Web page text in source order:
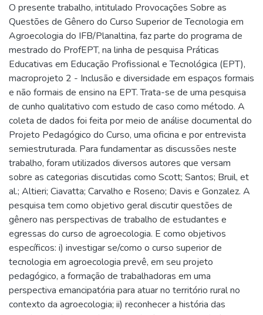
O presente trabalho, intitulado Provocações Sobre as
Questões de Gênero do Curso Superior de Tecnologia em
Agroecologia do IFB/Planaltina, faz parte do programa de
mestrado do ProfEPT, na linha de pesquisa Práticas
Educativas em Educação Profissional e Tecnológica (EPT),
macroprojeto 2 - Inclusão e diversidade em espaços formais
e não formais de ensino na EPT. Trata-se de uma pesquisa
de cunho qualitativo com estudo de caso como método. A
coleta de dados foi feita por meio de análise documental do
Projeto Pedagógico do Curso, uma oficina e por entrevista
semiestruturada. Para fundamentar as discussões neste
trabalho, foram utilizados diversos autores que versam
sobre as categorias discutidas como Scott; Santos; Bruil, et
al.; Altieri; Ciavatta; Carvalho e Roseno; Davis e Gonzalez. A
pesquisa tem como objetivo geral discutir questões de
gênero nas perspectivas de trabalho de estudantes e
egressas do curso de agroecologia. E como objetivos
específicos: i) investigar se/como o curso superior de
tecnologia em agroecologia prevê, em seu projeto
pedagógico, a formação de trabalhadoras em uma
perspectiva emancipatória para atuar no território rural no
contexto da agroecologia; ii) reconhecer a história das